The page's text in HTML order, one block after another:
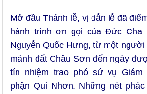
Mở đầu Thánh lễ, vị dẫn lễ đã
hành trình ơn gọi của Đức Cha
Nguyễn Quốc Hưng, từ một người
mảnh đất Châu Sơn đến ngày
tín nhiệm trao phó sứ vụ Giám
phận Qui Nhơn. Những nét